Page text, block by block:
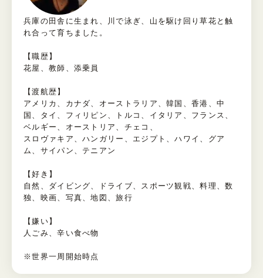
兵庫の田舎に生まれ、川で泳ぎ、山を駆け回り草花と触
れ合って育ちました。
【職歴】
花屋、教師、添乗員
【渡航歴】
アメリカ、カナダ、オーストラリア、韓国、香港、中
国、タイ、フィリピン、トルコ、イタリア、フランス、
ベルギー、オーストリア、チェコ、
スロヴァキア、ハンガリー、エジプト、ハワイ、グア
ム、サイパン、テニアン
【好き】
自然、ダイビング、ドライブ、スポーツ観戦、料理、数
独、映画、写真、地図、旅行
【嫌い】
人ごみ、辛い食べ物
※世界一周開始時点